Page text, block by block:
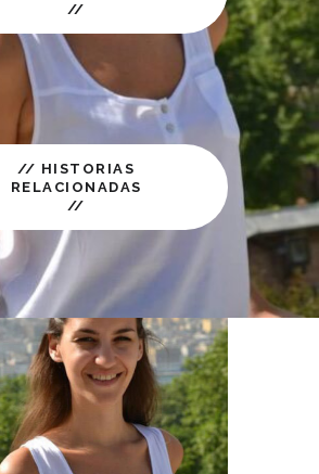
//
// HISTORIAS
RELACIONADAS
//